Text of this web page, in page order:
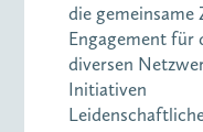
die
Engagement für
diversen
Initiativen